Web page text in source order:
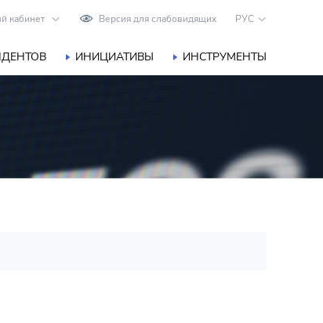
кабинет Версия для слабовидящих РУС
ИНИЦИАТИВЫ ИНСТРУМЕНТЫ